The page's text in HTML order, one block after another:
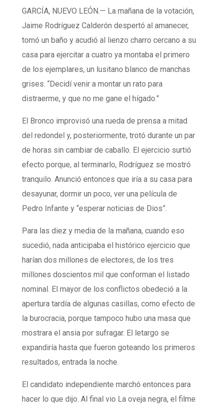
GARCÍA, NUEVO LEÓN.— La mañana de la votación,
Jaime Rodríguez Calderón despertó al amanecer,
tomó un baño y acudió al lienzo charro cercano a su
casa para ejercitar a cuatro ya montaba el primero
de los ejemplares, un lusitano blanco de manchas
grises. “Decidí venir a montar un rato para
distraerme, y que no me gane el hígado.”
El Bronco improvisó una rueda de prensa a mitad
del redondel y, posteriormente, trotó durante un par
de horas sin cambiar de caballo. El ejercicio surtió
efecto porque, al terminarlo, Rodríguez se mostró
tranquilo. Anunció entonces que iría a su casa para
desayunar, dormir un poco, ver una película de
Pedro Infante y “esperar noticias de Dios”.
Para las diez y media de la mañana, cuando eso
sucedió, nada anticipaba el histórico ejercicio que
harían dos millones de electores, de los tres
millones doscientos mil que conforman el listado
nominal. El mayor de los conflictos obedeció a la
apertura tardía de algunas casillas, como efecto de
la burocracia, porque tampoco hubo una masa que
mostrara el ansia por sufragar. El letargo se
expandiría hasta que fueron goteando los primeros
resultados, entrada la noche.
El candidato independiente marchó entonces para
hacer lo que dijo. Al final vio La oveja negra, el filme